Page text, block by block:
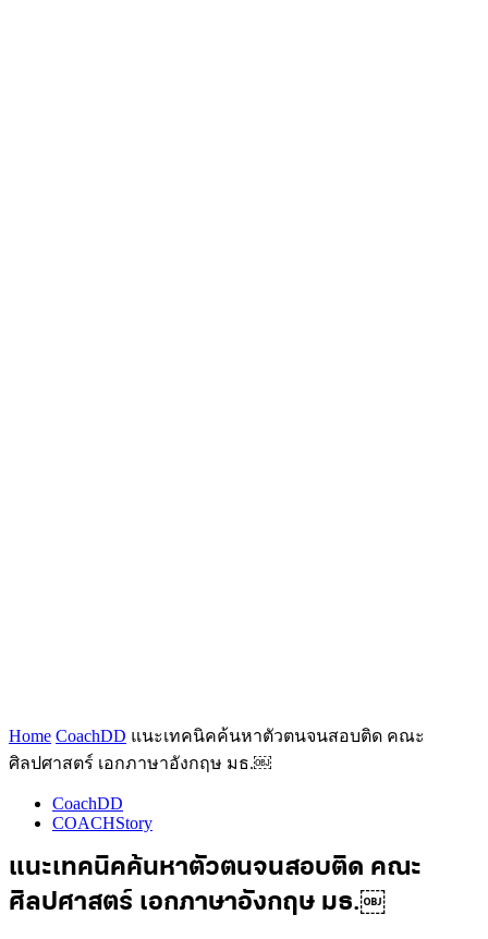
Home CoachDD แนะเทคนิคค้นหาตัวตนจนสอบติด คณะ
ศิลปศาสตร์ เอกภาษาอังกฤษ มธ.￼
CoachDD
COACHStory
แนะเทคนิคค้นหาตัวตนจนสอบติด คณะ
ศิลปศาสตร์ เอกภาษาอังกฤษ มธ.￼